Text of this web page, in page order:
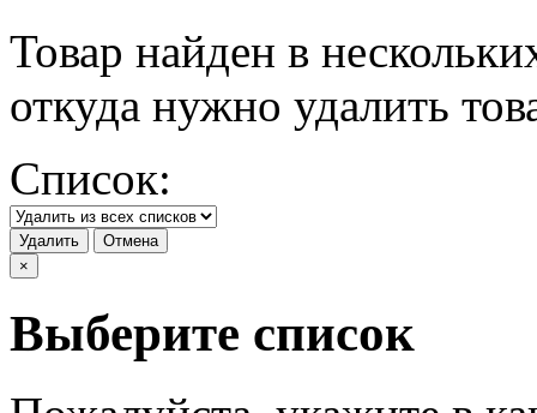
Товар найден в
откуда нужно удалить
Список:
Удалить
Отмена
×
Выберите список